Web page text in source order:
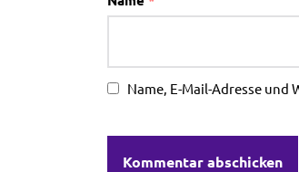
Name, E-Mail-Adresse und